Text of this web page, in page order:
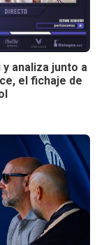
analiza junto a
el fichaje de